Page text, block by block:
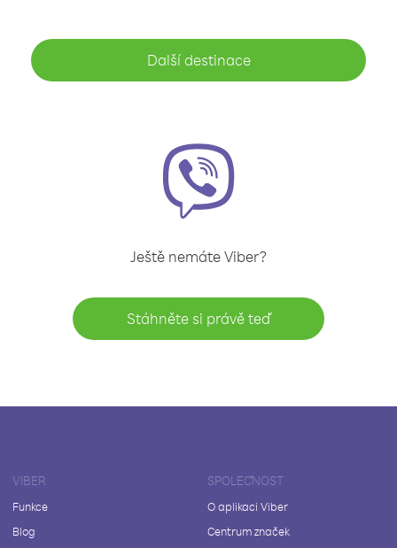
Další destinace
Ještě nemáte Viber?
Stáhněte si právě teď
VIBER
Funkce
Blog
SPOLEČNOST
O aplikaci Viber
Centrum značek